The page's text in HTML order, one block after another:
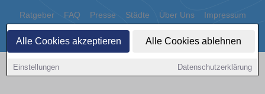
Alle Cookies akzeptieren Alle Cookies ablehnen
Einstellungen Datenschutzerklärung
Ratgeber FAQ Presse Städte Über Uns Impressum
Datenschutz Cookies
Copyright © 2000 - 2026 | 1A Infosysteme GmbH | Content by: 1a-sites-autos